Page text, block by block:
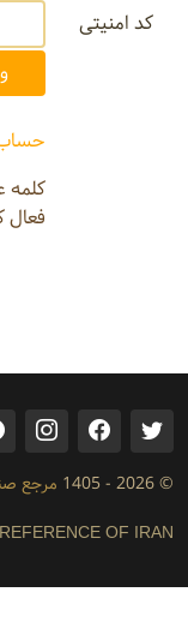
کد امنیتی
حساب
کلمه
© 2026 - 1405 مرجع
OF IRAN